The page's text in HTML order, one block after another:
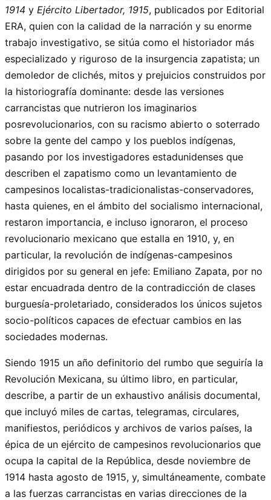
1914 y Ejército Libertador, 1915, publicados por Editorial
ERA, quien con la calidad de la narración y su enorme
trabajo investigativo, se sitúa como el historiador más
especializado y riguroso de la insurgencia zapatista; un
demoledor de clichés, mitos y prejuicios construidos por
la historiografía dominante: desde las versiones
carrancistas que nutrieron los imaginarios
posrevolucionarios, con su racismo abierto o soterrado
sobre la gente del campo y los pueblos indígenas,
pasando por los investigadores estadunidenses que
describen el zapatismo como un levantamiento de
campesinos localistas-tradicionalistas-conservadores,
hasta quienes, en el ámbito del socialismo internacional,
restaron importancia, e incluso ignoraron, el proceso
revolucionario mexicano que estalla en 1910, y, en
particular, la revolución de indígenas-campesinos
dirigidos por su general en jefe: Emiliano Zapata, por no
estar encuadrada dentro de la contradicción de clases
burguesía-proletariado, considerados los únicos sujetos
socio-políticos capaces de efectuar cambios en las
sociedades modernas.
Siendo 1915 un año definitorio del rumbo que seguiría la
Revolución Mexicana, su último libro, en particular,
describe, a partir de un exhaustivo análisis documental,
que incluyó miles de cartas, telegramas, circulares,
manifiestos, periódicos y archivos de varios países, la
épica de un ejército de campesinos revolucionarios que
ocupa la capital de la República, desde noviembre de
1914 hasta agosto de 1915, y, simultáneamente, combate
a las fuerzas carrancistas en varias direcciones de la